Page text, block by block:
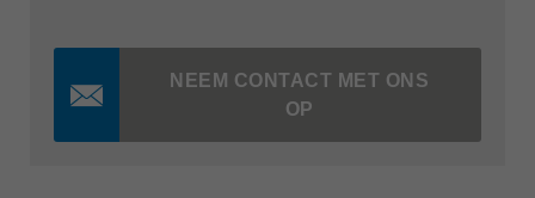
NEEM CONTACT MET ONS
OP